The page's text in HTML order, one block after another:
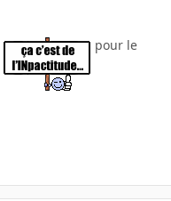
pour le